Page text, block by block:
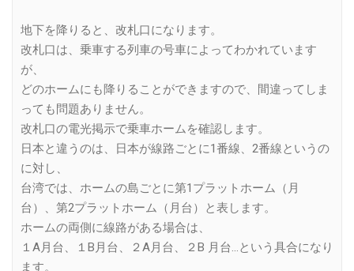
地下を降りると、改札口になります。
改札口は、乗車する列車の号車によってわかれています
が、
どのホームにも降りることができますので、間違ってしま
っても問題ありません。
改札口の電光掲示で乗車ホームを確認します。
日本と違うのは、日本が線路ごとに1番線、2番線というの
に対し、
台湾では、ホームの島ごとに第1プラットホーム（月
台）、第2プラットホーム（月台）と表します。
ホームの両側に線路がある場合は、
１A月台、１B月台、２A月台、２B 月台…という具合になり
ます。